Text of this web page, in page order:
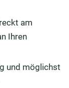
am
Ihren
und möglichst